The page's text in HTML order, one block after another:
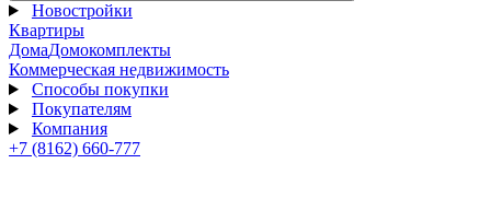
Новостройки
Квартиры
ДомаДомокомплекты
Коммерческая недвижимость
Способы покупки
Покупателям
Компания
+7 (8162) 660-777